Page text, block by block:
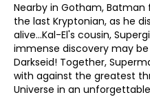
Nearby in Gotham,
the last Kryptonian, as he
alive…Kal-El's cousin,
immense discovery may
Darkseid! Together,
with against the greatest
Universe in an